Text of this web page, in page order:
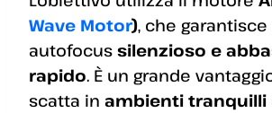
Wave Motor), che garantisce
autofocus silenzioso e
rapido. È un grande
scatta in ambienti tranquilli